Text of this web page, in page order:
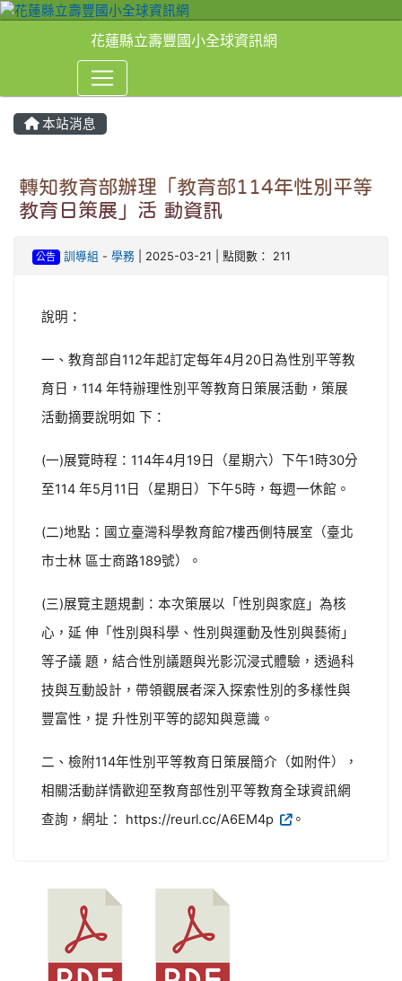
花蓮縣立壽豐國小全球資訊網
本站消息
轉知教育部辦理「教育部114年性別平等
教育日策展」活 動資訊
公告 訓導組 - 學務| 2025-03-21 | 點閱數： 211
說明：
一、教育部自112年起訂定每年4月20日為性別平等教
育日，114 年特辦理性別平等教育日策展活動，策展
活動摘要說明如 下：
(一)展覽時程：114年4月19日（星期六）下午1時30分
至114 年5月11日（星期日）下午5時，每週一休館。
(二)地點：國立臺灣科學教育館7樓西側特展室（臺北
市士林 區士商路189號）。
(三)展覽主題規劃：本次策展以「性別與家庭」為核
心，延 伸「性別與科學、性別與運動及性別與藝術」
等子議 題，結合性別議題與光影沉浸式體驗，透過科
技與互動設計，帶領觀展者深入探索性別的多樣性與
豐富性，提 升性別平等的認知與意識。
二、檢附114年性別平等教育日策展簡介（如附件），
相關活動詳情歡迎至教育部性別平等教育全球資訊網
查詢，網址： https://reurl.cc/A6EM4p
。